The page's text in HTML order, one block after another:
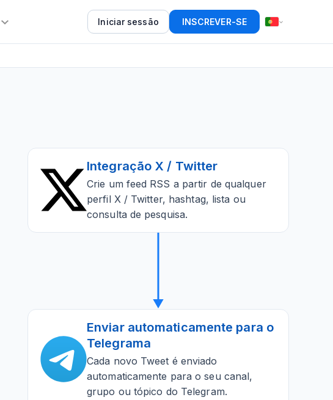
Iniciar sessão INSCREVER-SE
Integração X / Twitter
Crie um feed RSS a partir de qualquer
perfil X / Twitter, hashtag, lista ou
consulta de pesquisa.
Enviar automaticamente para o
Telegrama
Cada novo Tweet é enviado
automaticamente para o seu canal,
grupo ou tópico do Telegram.